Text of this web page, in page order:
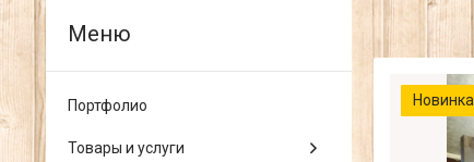
Новинка
Портфолио
Товары и услуги